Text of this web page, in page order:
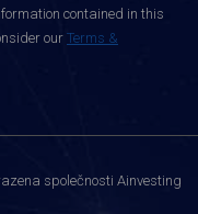
contained in this
our Terms &
společnosti Ainvesting